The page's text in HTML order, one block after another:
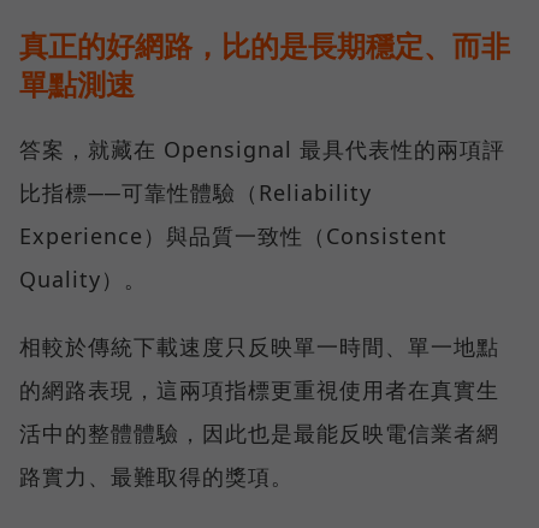
真正的好網路，比的是長期穩定、而非
單點測速
答案，就藏在 Opensignal 最具代表性的兩項評
比指標──可靠性體驗（Reliability
Experience）與品質一致性（Consistent
Quality）。
相較於傳統下載速度只反映單一時間、單一地點
的網路表現，這兩項指標更重視使用者在真實生
活中的整體體驗，因此也是最能反映電信業者網
路實力、最難取得的獎項。